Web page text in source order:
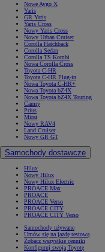
Nowe Aygo X
Yaris
GR Yaris
Yaris Cross
Nowy Yaris Cross
Nowy Urban Cruiser
Corolla Hatchback
Corolla Sedan
Corolla TS Kombi
Nowa Corolla Cross
Toyota C-HR
Toyota C-HR Plug-in
Nowa Toyota C-HR+
Nowa Toyota bZ4X
Nowa Toyota bZ4X Touring
Camry
Prius
Mirai
Nowy RAV4
Land Cruiser
Nowy GR GT
Samochody dostawcze
Hilux
Nowy Hilux
Nowy Hilux Electric
PROACE Max
PROACE
PROACE Verso
PROACE CITY
PROACE CITY Verso
Samochody używane
Umów się na jazdę testową
Zobacz wszystkie cenniki
Konfiguruj swoją Toyotę